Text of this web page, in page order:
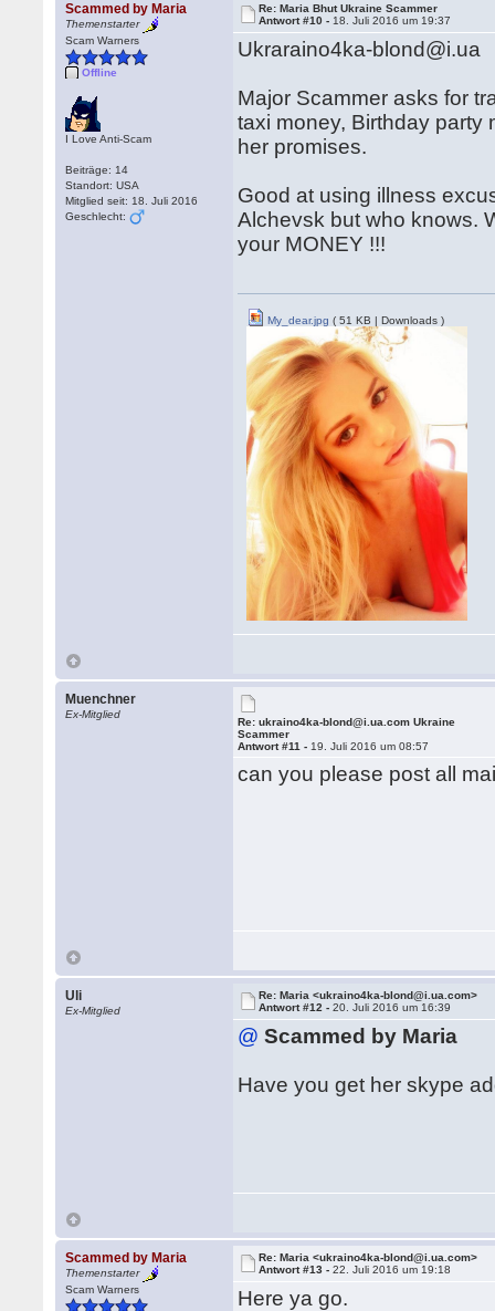
Scammed by Maria
Themenstarter
Scam Warners
Offline
I Love Anti-Scam
Beiträge: 14
Standort: USA
Mitglied seit: 18. Juli 2016
Geschlecht:
Re: Maria Bhut Ukraine Scammer
Antwort #10 - 18. Juli 2016 um 19:37
Ukraraino4ka-blond@i.ua
Major Scammer asks for
taxi money, Birthday party
her promises.
Good at using illness
Alchevsk but who knows.
your MONEY !!!
My_dear.jpg ( 51 KB | Downloads )
Muenchner
Ex-Mitglied
Re: ukraino4ka-blond@i.ua.com Ukraine
Scammer
Antwort #11 - 19. Juli 2016 um 08:57
can you please post all
Uli
Ex-Mitglied
Re: Maria <ukraino4ka-blond@i.ua.com>
Antwort #12 -20. Juli 2016 um 16:39
@ Scammed by Maria
Have you get her skype
Scammed by Maria
Themenstarter
Scam Warners
Re: Maria <ukraino4ka-blond@i.ua.com>
Antwort #13 -22. Juli 2016 um 19:18
Here ya go.